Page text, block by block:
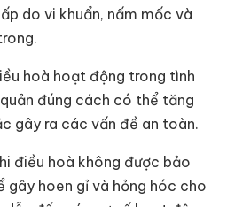
do vi khuẩn, nấm mốc và
hoà hoạt động trong tình
đúng cách có thể tăng
gây ra các vấn đề an toàn.
điều hoà không được bảo
gây hoen gỉ và hỏng hóc cho